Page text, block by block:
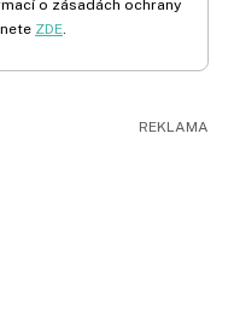
o zásadách ochrany
ZDE.